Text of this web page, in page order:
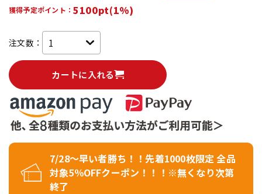
獲得予定ポイント： 5100pt(1%)
注文数：
カートに入れる
7/28～早い者勝ち！！先着1000枚限定 全品
対象5％OFFクーポン！！！※無くなり次第
終了